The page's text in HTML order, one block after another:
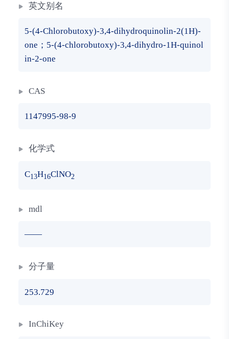
英文别名
5-(4-Chlorobutoxy)-3,4-dihydroquinolin-2(1H)-
one；5-(4-chlorobutoxy)-3,4-dihydro-1H-quinol
in-2-one
CAS
1147995-98-9
化学式
C13H16ClNO2
mdl
——
分子量
253.729
InChiKey